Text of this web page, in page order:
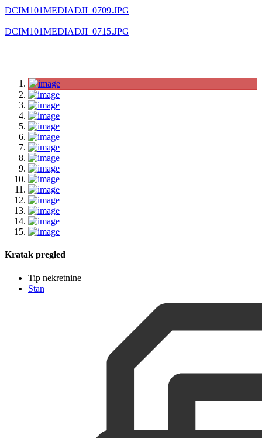
DCIM101MEDIADJI_0709.JPG
DCIM101MEDIADJI_0715.JPG
Kratak pregled
Tip nekretnine
Stan